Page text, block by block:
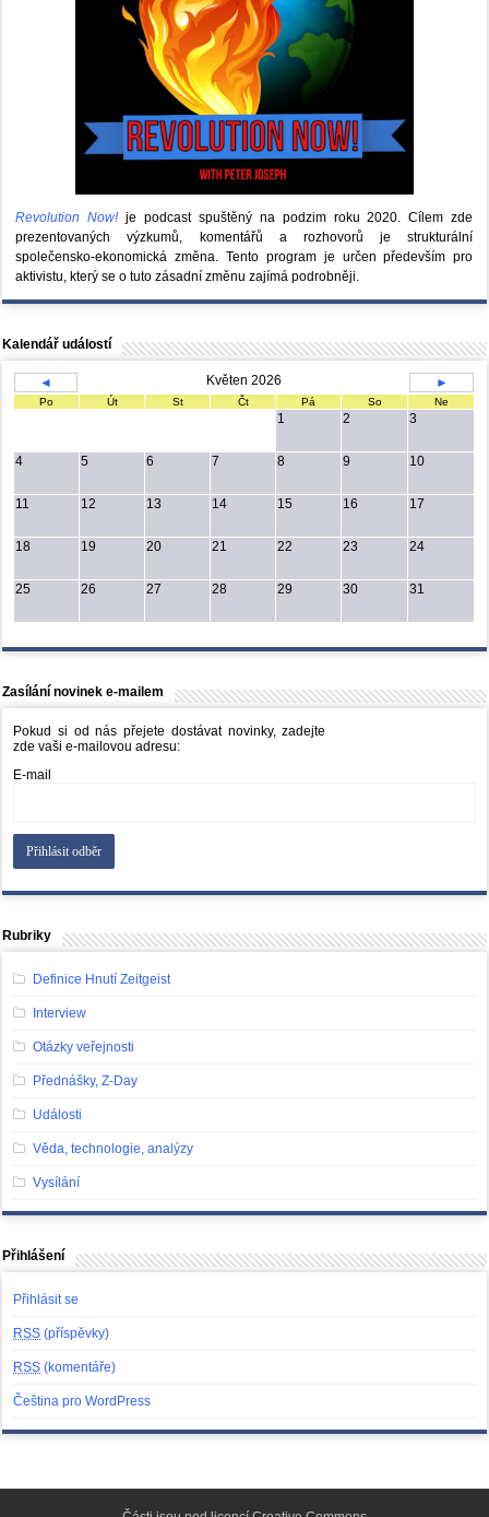
Revolution Now! je podcast spuštěný na podzim roku 2020.Cílem zde
prezentovaných výzkumů, komentářů a rozhovorů je strukturální
společensko-ekonomická změna. Tento program je určen především pro
aktivistu, který se o tuto zásadní změnu zajímá podrobněji.
Kalendář událostí
◄ Květen 2026 ►
Po Út St Čt Pá So Ne
1 2 3
4 5 6 7 8 9 10
11 12 13 14 15 16 17
18 19 20 21 22 23 24
25 26 27 28 29 30 31
Zasílání novinek e-mailem
Pokud si od nás přejete dostávat novinky, zadejte
zde vaši e-mailovou adresu:
E-mail
Rubriky
Definice Hnutí Zeitgeist
Interview
Otázky veřejnosti
Přednášky, Z-Day
Události
Věda, technologie, analýzy
Vysílání
Přihlášení
Přihlásit se
RSS (příspěvky)
RSS (komentáře)
Čeština pro WordPress